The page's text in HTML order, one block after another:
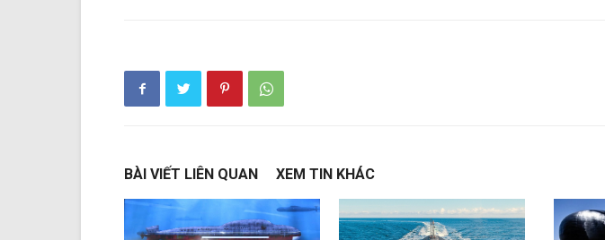
BÀI VIẾT LIÊN QUAN XEM TIN KHÁC